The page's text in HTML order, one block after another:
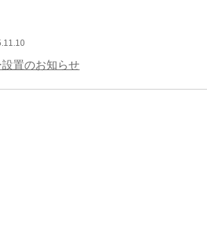
置のお知らせ